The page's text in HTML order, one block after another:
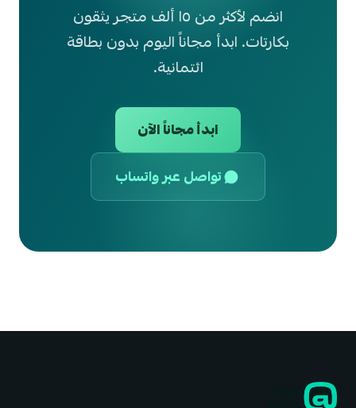
انضم لأكثر من ١٥ ألف متجر يثقون
بكارتات. ابدأ مجاناً اليوم بدون بطاقة
ائتمانية.
ابدأ مجاناً الآن
تواصل عبر واتساب